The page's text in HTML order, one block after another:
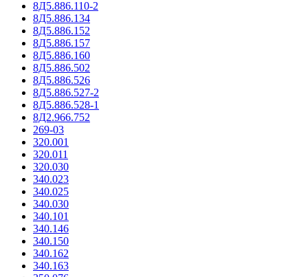
8Д5.886.110-2
8Д5.886.134
8Д5.886.152
8Д5.886.157
8Д5.886.160
8Д5.886.502
8Д5.886.526
8Д5.886.527-2
8Д5.886.528-1
8Д2.966.752
269-03
320.001
320.011
320.030
340.023
340.025
340.030
340.101
340.146
340.150
340.162
340.163